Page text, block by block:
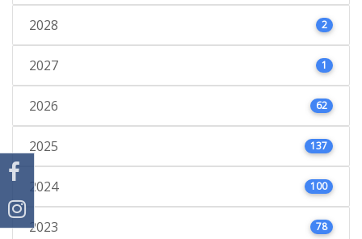
2028 2
2027 1
2026 62
2025 137
2024 100
2023 78